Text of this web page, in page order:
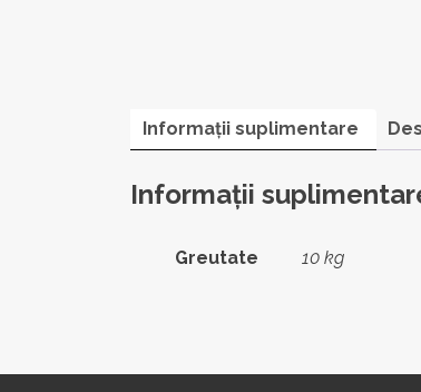
Informații suplimentare
Informații
Greutate 10 kg